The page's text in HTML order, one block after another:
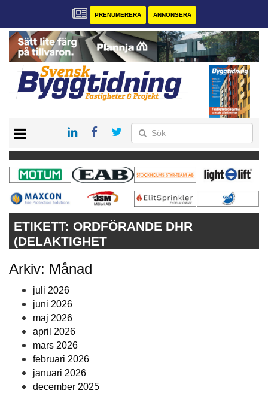
PRENUMERERA ANNONSERA
PRENUMERERA
VÅRA ANDRA MAGASIN
ANNONSERA
ETIKETT: ORDFÖRANDE DHR
(DELAKTIGHET
Arkiv: Månad
juli 2026
juni 2026
maj 2026
april 2026
mars 2026
februari 2026
januari 2026
december 2025